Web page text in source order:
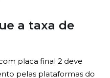
a taxa de
placa final 2 deve
pelas plataformas do